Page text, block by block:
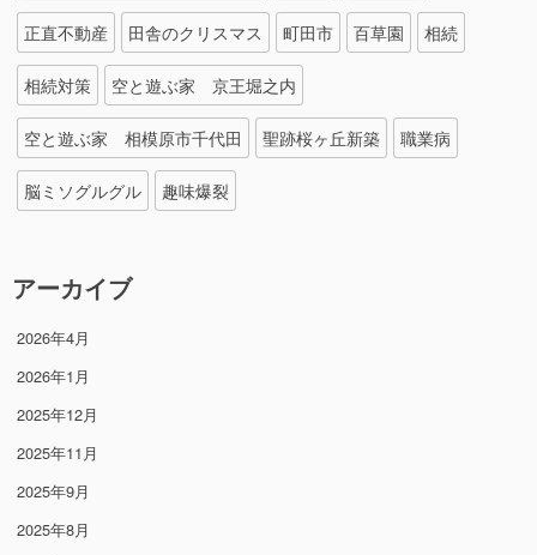
正直不動産 田舎のクリスマス 町田市 百草園 相続
相続対策 空と遊ぶ家 京王堀之内
空と遊ぶ家 相模原市千代田 聖跡桜ヶ丘新築 職業病
脳ミソグルグル 趣味爆裂
アーカイブ
2026年4月
2026年1月
2025年12月
2025年11月
2025年9月
2025年8月